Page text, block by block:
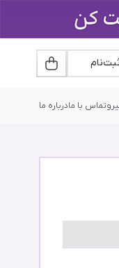
تماس با مادرباره ما